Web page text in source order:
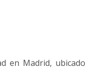
en Madrid, ubicado